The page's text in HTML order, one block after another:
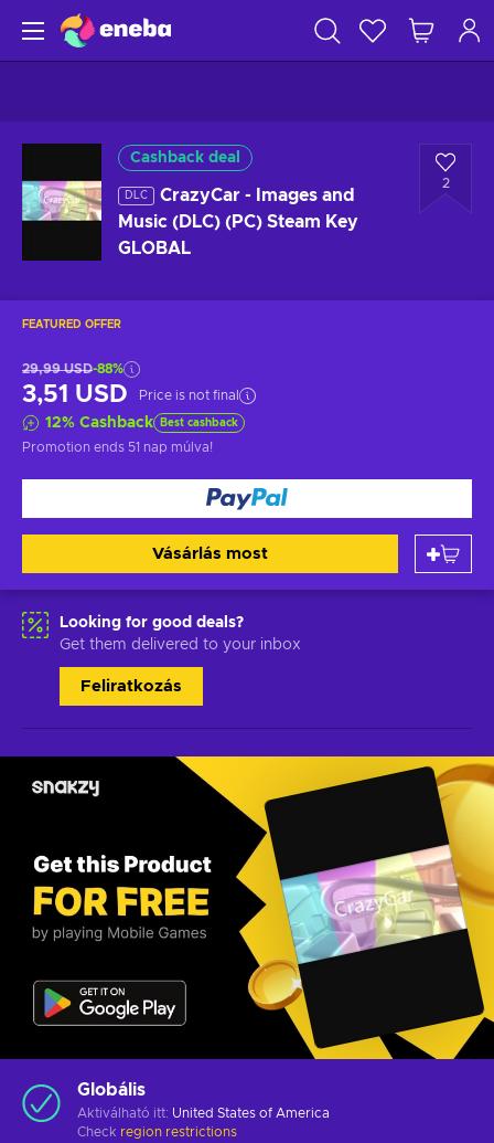
Cashback deal
DLC
CrazyCar - Images and
Music (DLC) (PC) Steam Key
GLOBAL
2
FEATURED OFFER
29,99 USD-88%
3,51 USD Price is not final
12% Cashback Best cashback
Promotion ends 51 nap múlva!
Vásárlás most
Looking for good deals?
Get them delivered to your inbox
Feliratkozás
Globális
Aktiválható itt: United States of America
Check region restrictions